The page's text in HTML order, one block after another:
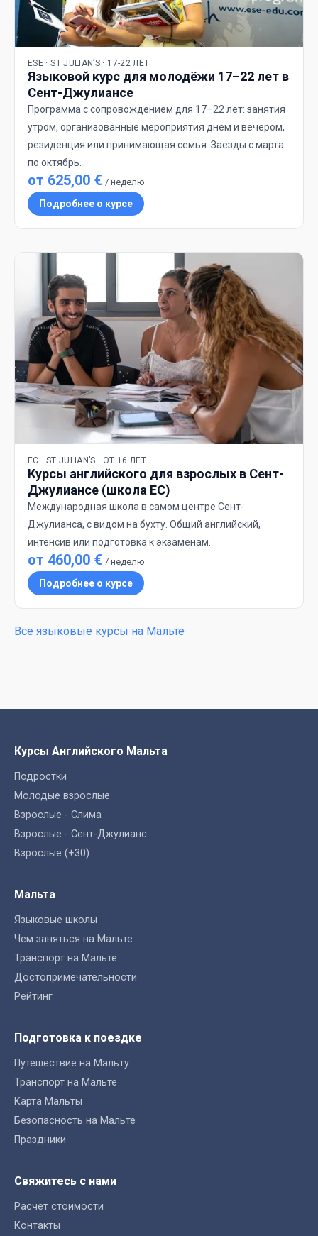
ESE · ST JULIAN’S · 17-22 ЛЕТ
Языковой курс для молодёжи 17–22 лет в
Сент-Джулиансе
Программа с сопровождением для 17–22 лет: занятия
утром, организованные мероприятия днём и вечером,
резиденция или принимающая семья. Заезды с марта
по октябрь.
от 625,00 € / неделю
Подробнее о курсе
EC · ST JULIAN’S · ОТ 16 ЛЕТ
Курсы английского для взрослых в Сент-
Джулиансе (школа EC)
Международная школа в самом центре Сент-
Джулианса, с видом на бухту. Общий английский,
интенсив или подготовка к экзаменам.
от 460,00 € / неделю
Подробнее о курсе
Все языковые курсы на Мальте
Курсы Английского Мальта
Подростки
Молодые взрослые
Взрослые - Слима
Взрослые - Сент-Джулианс
Взрослые (+30)
Мальта
Языковые школы
Чем заняться на Мальте
Транспорт на Мальте
Достопримечательности
Рейтинг
Подготовка к поездке
Путешествие на Мальту
Транспорт на Мальте
Карта Мальты
Безопасность на Мальте
Праздники
Свяжитесь с нами
Расчет стоимости
Контакты